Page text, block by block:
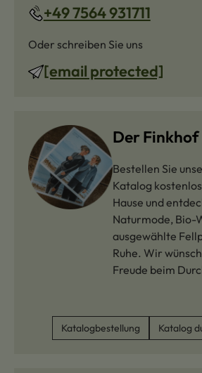
+49 7564 931711
Oder schreiben Sie uns
[email protected]
Der
Bestellen Sie
Katalog
Hause und
Naturmode, Bio-
ausgewählte
Ruhe. Wir
Freude beim
Katalogbestellung Katalog